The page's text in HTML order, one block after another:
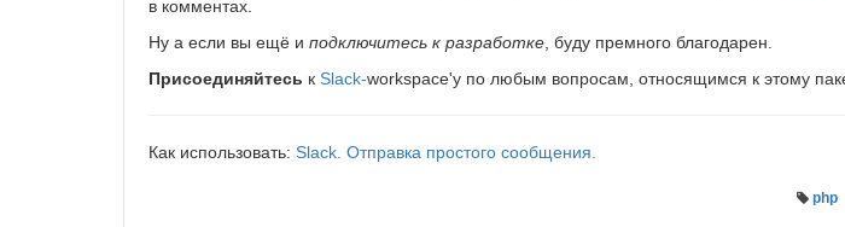
в комментах.
Ну а если вы ещё и подключитесь к разработке, буду премного благодарен.
Присоединяйтесь к Slack-workspace'у по любым вопросам, относящимся к этому
Как использовать: Slack. Отправка простого сообщения.
php